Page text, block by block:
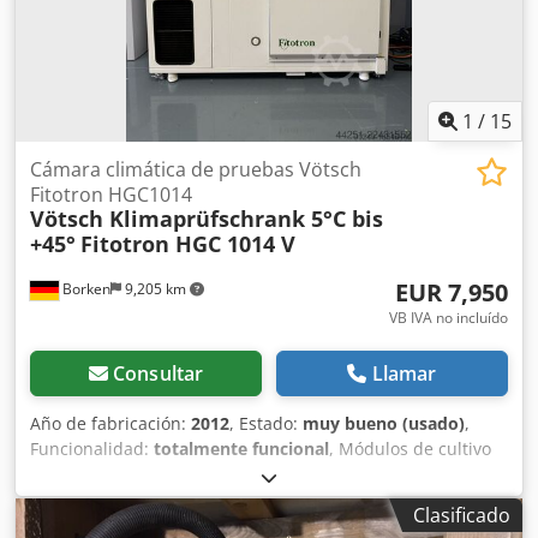
1 / 15
Borken 9,205 km
Cámara climática de pruebas Vötsch
Fitotron HGC1014
Vötsch Klimaprüfschrank 5°C bis
+45° Fitotron HGC 1014 V
EUR 7,950
VB IVA no incluído
Consultar Llamar
Año de fabricación: 2012, Estado: muy bueno (usado),
Funcionalidad: totalmente funcional, Módulos de cultivo
vegetal Fitotron®, modelo HGC 1014 V, que incluyen
módulo de iluminación HQI-T y lámpara de kriptón. Rango
de temperatura: +5 °C - +45 °C para pruebas deClasificado